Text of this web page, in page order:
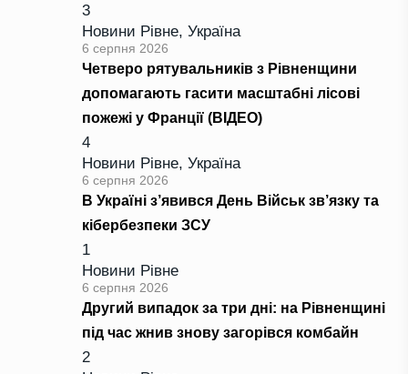
3
Новини Рівне, Україна
6 серпня 2026
Четверо рятувальників з Рівненщини
допомагають гасити масштабні лісові
пожежі у Франції (ВІДЕО)
4
Новини Рівне, Україна
6 серпня 2026
В Україні з’явився День Військ зв’язку та
кібербезпеки ЗСУ
1
Новини Рівне
6 серпня 2026
Другий випадок за три дні: на Рівненщині
під час жнив знову загорівся комбайн
2